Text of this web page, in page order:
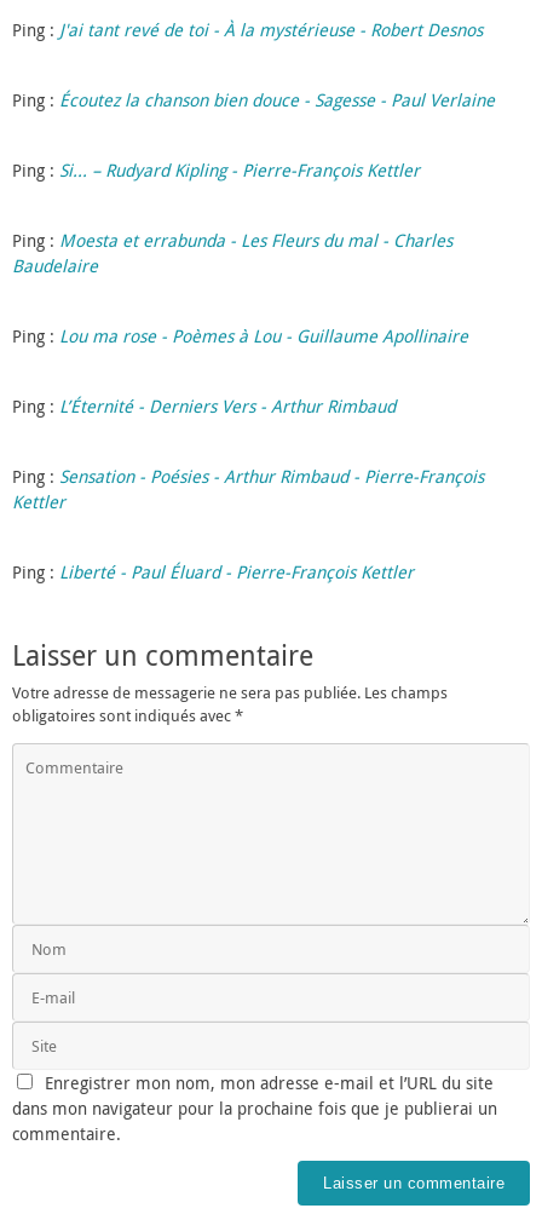
Ping : J'ai tant revé de toi - À la mystérieuse - Robert Desnos
Ping : Écoutez la chanson bien douce - Sagesse - Paul Verlaine
Ping : Si... – Rudyard Kipling - Pierre-François Kettler
Ping : Moesta et errabunda - Les Fleurs du mal - Charles
Baudelaire
Ping : Lou ma rose - Poèmes à Lou - Guillaume Apollinaire
Ping : L’Éternité - Derniers Vers - Arthur Rimbaud
Ping : Sensation - Poésies - Arthur Rimbaud - Pierre-François
Kettler
Ping : Liberté - Paul Éluard - Pierre-François Kettler
Laisser un commentaire
Votre adresse de messagerie ne sera pas publiée. Les champs
obligatoires sont indiqués avec*
Enregistrer mon nom, mon adresse e-mail et l’URL du site
dans mon navigateur pour la prochaine fois que je publierai un
commentaire.